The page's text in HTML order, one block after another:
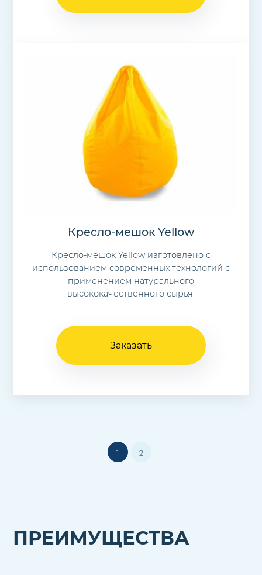
Кресло-мешок Yellow
Кресло-мешок Yellow изготовлено с
использованием современных технологий с
применением натурального
высококачественного сырья.
Заказать
1 2
ПРЕИМУЩЕСТВА